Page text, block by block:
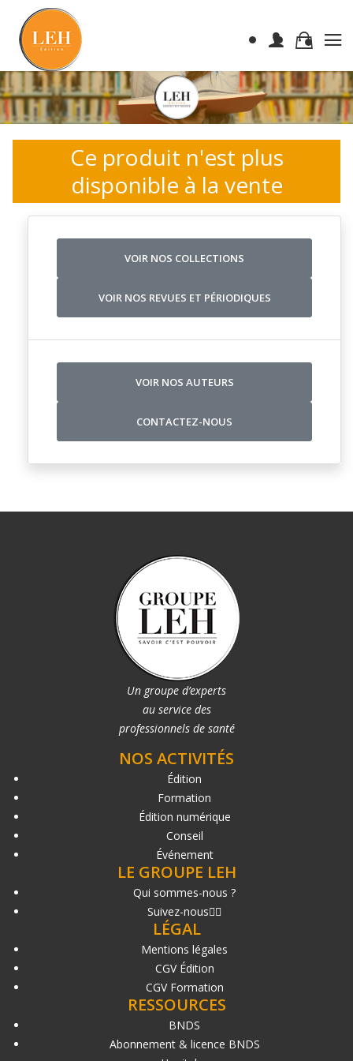
Ce produit n'est plus
disponible à la vente
VOIR NOS COLLECTIONS
VOIR NOS REVUES ET PÉRIODIQUES
VOIR NOS AUTEURS
CONTACTEZ-NOUS
Un groupe d’experts
au service des
professionnels de santé
NOS ACTIVITÉS
Édition
Formation
Édition numérique
Conseil
Événement
LE GROUPE LEH
Qui sommes-nous ?
Suivez-nous
LÉGAL
Mentions légales
CGV Édition
CGV Formation
RESSOURCES
BNDS
Abonnement & licence BNDS